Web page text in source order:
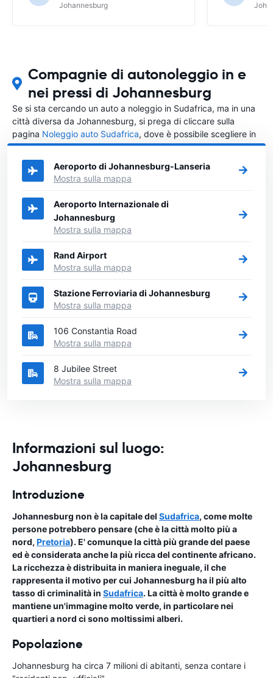
Johannesburg
Compagnie di autonoleggio in e
nei pressi di Johannesburg
Se si sta cercando un auto a noleggio in Sudafrica, ma in una
città diversa da Johannesburg, si prega di cliccare sulla
pagina Noleggio auto Sudafrica, dove è possibile scegliere in
quale città in Sudafrica si vuole noleggiare l'auto.
Aeroporto di Johannesburg-Lanseria
Mostra sulla mappa
Aeroporto Internazionale di
Johannesburg
Mostra sulla mappa
Rand Airport
Mostra sulla mappa
Stazione Ferroviaria di Johannesburg
Mostra sulla mappa
106 Constantia Road
Mostra sulla mappa
8 Jubilee Street
Mostra sulla mappa
Informazioni sul luogo:
Johannesburg
Introduzione
Johannesburg non è la capitale del Sudafrica, come molte
persone potrebbero pensare (che è la città molto più a
nord, Pretoria). E' comunque la città più grande del paese
ed è considerata anche la più ricca del continente africano.
La ricchezza è distribuita in maniera ineguale, il che
rappresenta il motivo per cui Johannesburg ha il più alto
tasso di criminalità in Sudafrica. La città è molto grande e
mantiene un'immagine molto verde, in particolare nei
quartieri a nord ci sono moltissimi alberi.
Popolazione
Johannesburg ha circa 7 milioni di abitanti, senza contare i